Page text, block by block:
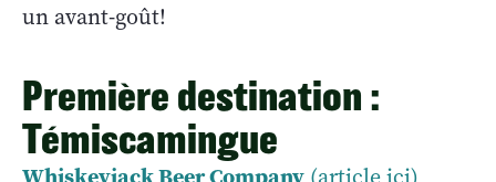
un avant-goût!
Première destination :
Témiscamingue